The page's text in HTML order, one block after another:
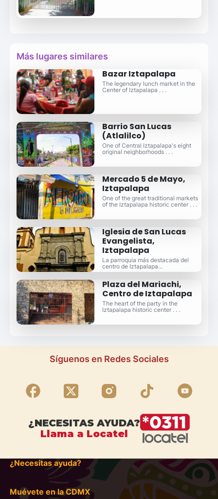
Más lugares similares
Bazar Iztapalapa
The legendary lunch market in the
Center of Iztapalapa . . .
Barrio San Lucas
(Atlalilco)
One of Central Iztapalapa's eight
original neighborhoods . . .
Mercado 5 de Mayo,
Iztapalapa
One of the great traditional markets
of the Iztapalapa historic center . . .
Iglesia de San Lucas
Evangelista,
Iztapalapa
La parroquia más destacada del
centro de Iztapalapa...
Plaza del Mariachi,
Centro de Iztapalapa
The heart of the party in the
Iztapalapa historic center . . .
Síguenos en Redes Sociales
¿NECESITAS AYUDA?
Llama a Locatel
¿Necesitas ayuda?
Muévete en la CDMX